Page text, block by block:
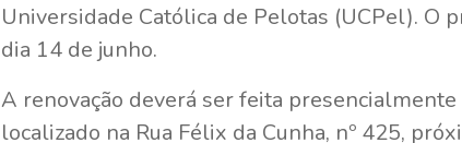
Universidade Católica de Pelotas (UCPel). O
dia 14 de junho.
A renovação deverá ser feita
localizado na Rua Félix da Cunha, nº 425,